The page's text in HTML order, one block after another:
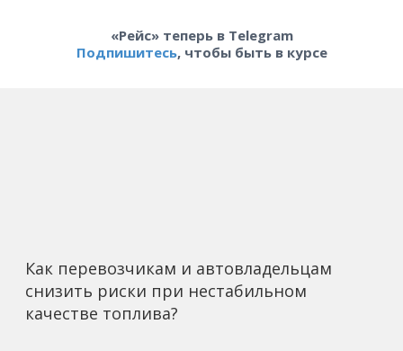
«Рейс» теперь в Telegram
Подпишитесь, чтобы быть в курсе
Как перевозчикам и автовладельцам
снизить риски при нестабильном
качестве топлива?